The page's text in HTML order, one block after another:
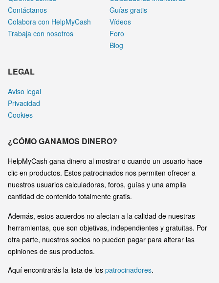
Contáctanos
Colabora con HelpMyCash
Trabaja con nosotros
Guías gratis
Vídeos
Foro
Blog
LEGAL
Aviso legal
Privacidad
Cookies
¿CÓMO GANAMOS DINERO?
HelpMyCash gana dinero al mostrar o cuando un usuario hace
clic en productos. Estos patrocinados nos permiten ofrecer a
nuestros usuarios calculadoras, foros, guías y una amplia
cantidad de contenido totalmente gratis.
Además, estos acuerdos no afectan a la calidad de nuestras
herramientas, que son objetivas, independientes y gratuitas. Por
otra parte, nuestros socios no pueden pagar para alterar las
opiniones de sus productos.
Aquí encontrarás la lista de los patrocinadores.